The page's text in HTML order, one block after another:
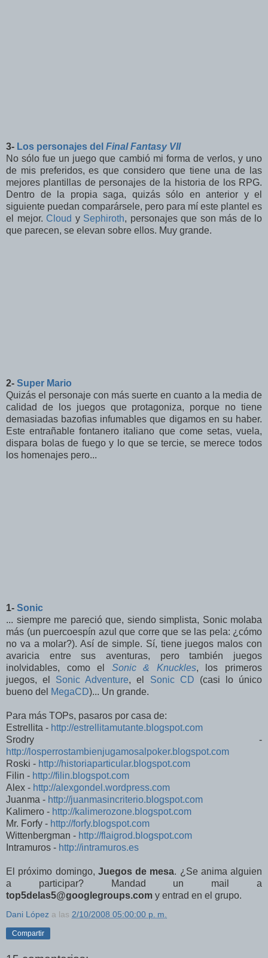
3- Los personajes del Final Fantasy VII
No sólo fue un juego que cambió mi forma de verlos, y uno
de mis preferidos, es que considero que tiene una de las
mejores plantillas de personajes de la historia de los RPG.
Dentro de la propia saga, quizás sólo en anterior y el
siguiente puedan comparársele, pero para mí este plantel es
el mejor. Cloud y Sephiroth, personajes que son más de lo
que parecen, se elevan sobre ellos. Muy grande.
2- Super Mario
Quizás el personaje con más suerte en cuanto a la media de
calidad de los juegos que protagoniza, porque no tiene
demasiadas bazofias infumables que digamos en su haber.
Este entrañable fontanero italiano que come setas, vuela,
dispara bolas de fuego y lo que se tercie, se merece todos
los homenajes pero...
1- Sonic
... siempre me pareció que, siendo simplista, Sonic molaba
más (un puercoespín azul que corre que se las pela: ¿cómo
no va a molar?). Así de simple. Sí, tiene juegos malos con
avaricia entre sus aventuras, pero también juegos
inolvidables, como el Sonic & Knuckles, los primeros
juegos, el Sonic Adventure, el Sonic CD (casi lo único
bueno del MegaCD)... Un grande.
Para más TOPs, pasaros por casa de:
Estrellita - http://estrellitamutante.blogspot.com
Srodry -
http://losperrostambienjugamosalpoker.blogspot.com
Roski - http://historiaparticular.blogspot.com
Filin - http://filin.blogspot.com
Alex - http://alexgondel.wordpress.com
Juanma - http://juanmasincriterio.blogspot.com
Kalimero - http://kalimerozone.blogspot.com
Mr. Forfy - http://forfy.blogspot.com
Wittenbergman - http://flaigrod.blogspot.com
Intramuros - http://intramuros.es
El próximo domingo, Juegos de mesa. ¿Se anima alguien
a participar? Mandad un mail a
top5delas5@googlegroups.com y entrad en el grupo.
Dani López a las 2/10/2008 05:00:00 p. m.
Compartir